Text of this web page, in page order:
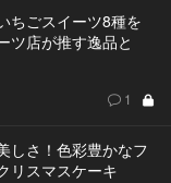
ちごスイーツ8種を
ツ店が推す逸品と
1
しさ！色彩豊かなフ
リスマスケーキ